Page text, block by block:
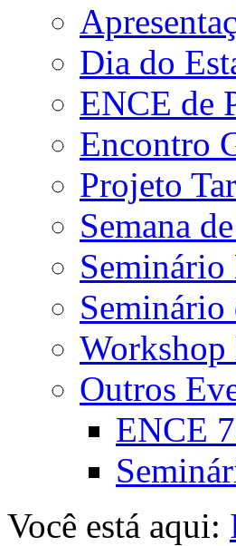
Dia do
ENCE de
Encontro
Projeto
Semana
Seminário
Workshop
Outros
ENCE
Você está aqui: